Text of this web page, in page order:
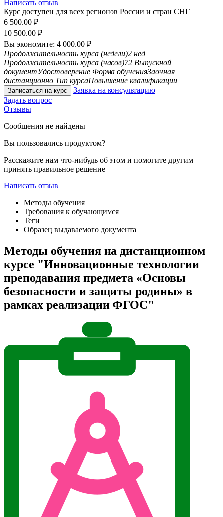
Написать отзыв
Курс доступен для всех регионов России и стран СНГ
6 500.00 ₽
10 500.00 ₽
Вы экономите: 4 000.00 ₽
Продолжительность курса (недели)2 нед
Продолжительность курса (часов)72 Выпускной
документУдостоверение Форма обученияЗаочная
дистанционно Тип курсаПовышение квалификации
Записаться на курс
Заявка на консультацию
Задать вопрос
Отзывы
Сообщения не найдены
Вы пользовались продуктом?
Расскажите нам что-нибудь об этом и помогите другим
принять правильное решение
Написать отзыв
Методы обучения
Требования к обучающимся
Теги
Образец выдаваемого документа
Методы обучения на дистанционном
курсе "Инновационные технологии
преподавания предмета «Основы
безопасности и защиты родины» в
рамках реализации ФГОС"